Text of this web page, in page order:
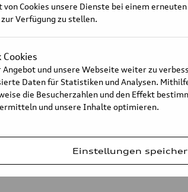
For better
Legal Privacy Cookie
von Cookies unsere Dienste bei einem
Verfügung zu stellen.
Angebot und unsere Webseite weiter zu
Daten für Statistiken und Analysen.
die Besucherzahlen und den Effekt
und unsere Inhalte optimieren.
Einstellungen